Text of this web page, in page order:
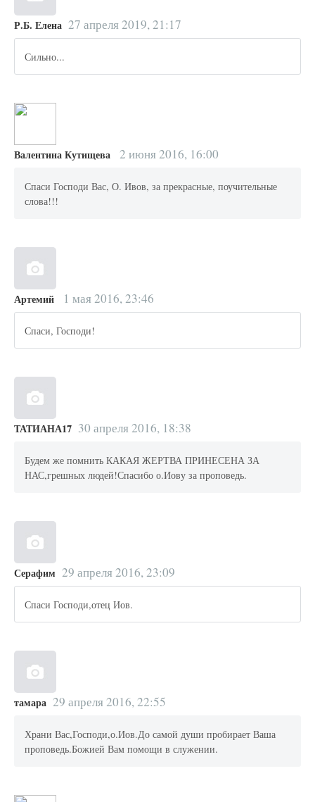
Р.Б. Елена 27 апреля 2019, 21:17
Сильно...
Валентина Кутищева 2 июня 2016, 16:00
Спаси Господи Вас, О. Ивов, за прекрасные, поучительные
слова!!!
Артемий 1 мая 2016, 23:46
Спаси, Господи!
ТАТИАНА17 30 апреля 2016, 18:38
Будем же помнить КАКАЯ ЖЕРТВА ПРИНЕСЕНА ЗА
НАС,грешных людей!Спасибо о.Иову за проповедь.
Серафим 29 апреля 2016, 23:09
Спаси Господи,отец Иов.
тамара 29 апреля 2016, 22:55
Храни Вас,Господи,о.Иов.До самой души пробирает Ваша
проповедь.Божией Вам помощи в служении.